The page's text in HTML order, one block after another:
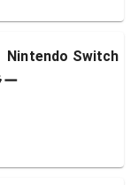
Nintendo Switch
ー